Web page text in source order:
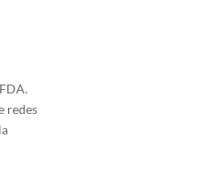
redes